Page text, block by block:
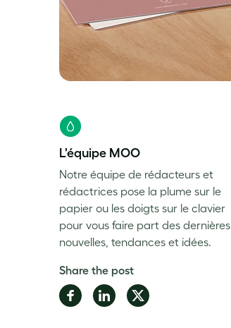
L'équipe MOO
Notre équipe de rédacteurs et
rédactrices pose la plume sur le
papier ou les doigts sur le clavier
pour vous faire part des dernières
nouvelles, tendances et idées.
Share the post
Share Share Share